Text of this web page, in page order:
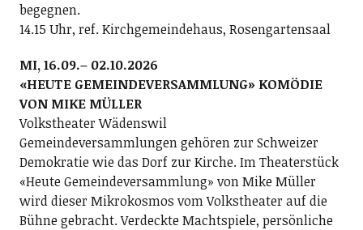
begegnen.
14.15 Uhr, ref. Kirchgemeindehaus, Rosengartensaal
MI, 16.09.– 02.10.2026
«HEUTE GEMEINDEVERSAMMLUNG» KOMÖDIE
VON MIKE MÜLLER
Volkstheater Wädenswil
Gemeindeversammlungen gehören zur Schweizer
Demokratie wie das Dorf zur Kirche. Im Theaterstück
«Heute Gemeindeversammlung» von Mike Müller
wird dieser Mikrokosmos vom Volkstheater auf die
Bühne gebracht. Verdeckte Machtspiele, persönliche